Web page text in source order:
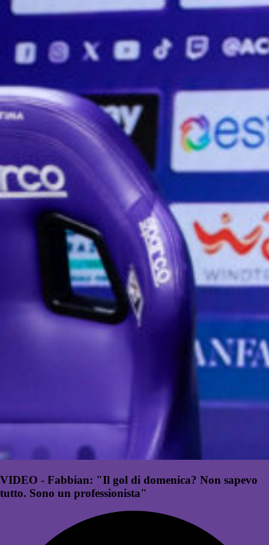
VIDEO - Fabbian: "Il gol di domenica? Non sapevo
tutto. Sono un professionista"